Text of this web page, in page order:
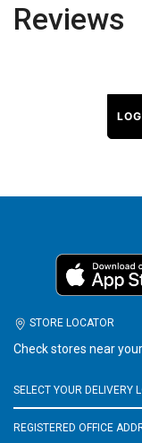
Reviews
STORE LOCATOR
Check stores near
REGISTERED OFFICE